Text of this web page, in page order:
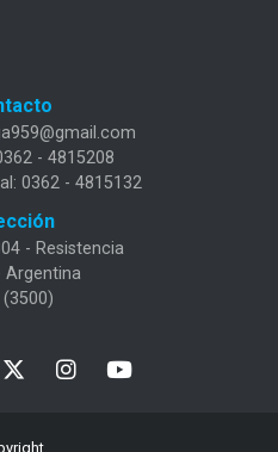
- 4815208
0362 - 4815132
- Resistencia
Argentina
(3500)